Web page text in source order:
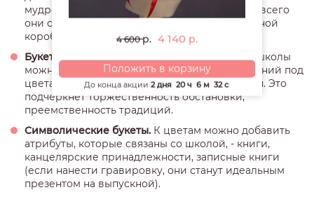
мудрости, знания) или тюльпанов (наряднее всего
они смотрятся в корзине или большой шляпной
коробке).
Букеты определенного оттенка.Директору школы
можно вручить букет, составленный из растений под
цвета формы учеников или герб учреждения. Это
подчеркнет торжественность обстановки,
преемственность традиций.
Символические букеты. К цветам можно добавить
атрибуты, которые связаны со школой, - книги,
канцелярские принадлежности, записные книги
(если нанести гравировку, они станут идеальным
презентом на выпускной).
4 600р. 4 140 р.
Положить в корзину
До конца акции 2 дня 20 ч 6 м 32 с